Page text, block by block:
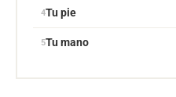
Tu pie
Tu mano